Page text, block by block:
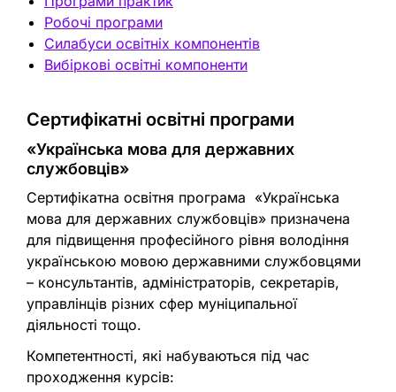
Робочі програми
Силабуси освітніх компонентів
Вибіркові освітні компоненти
Сертифікатні освітні програми
«Українська мова для державних
службовців»
Сертифікатна освітня програма «Українська
мова для державних службовців» призначена
для підвищення професійного рівня володіння
українською мовою державними службовцями
– консультантів, адміністраторів, секретарів,
управлінців різних сфер муніципальної
діяльності тощо.
Компетентності, які набуваються під час
проходження курсів: